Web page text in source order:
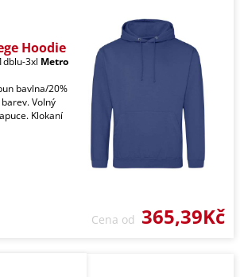
Hoodie
3xl Metro
bavlna/20%
Volný
Klokaní
Cena od 365,39Kč